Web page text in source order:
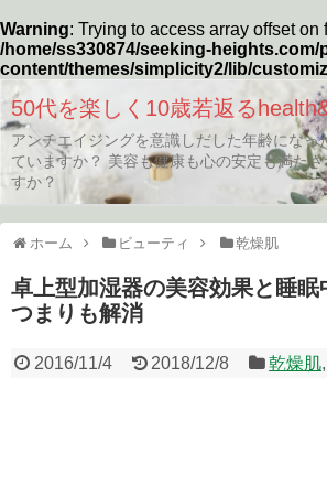
Warning: Trying to access array offset on
/home/ss330874/seeking-
content/themes/simplicity2/lib/
50代を楽しく10歳若返る
アンチエイジングを意識しだした年齢になっ
ていますか？ 美容も健康も心の安定も満たさ
すか？
ホーム ビューティ 乾燥肌
卓上型加湿器の美容効果と睡眠
つまりも解消
2016/11/4 2018/12/8 乾燥肌,